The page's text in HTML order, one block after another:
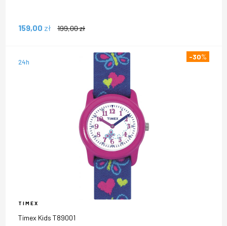
159,00 zł 199,00zł
24h
-30%
TIMEX
Timex Kids T89001